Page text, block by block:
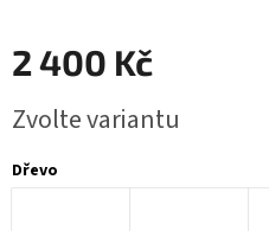
2 400 Kč
cena:
Zvolte variantu
Dřevo